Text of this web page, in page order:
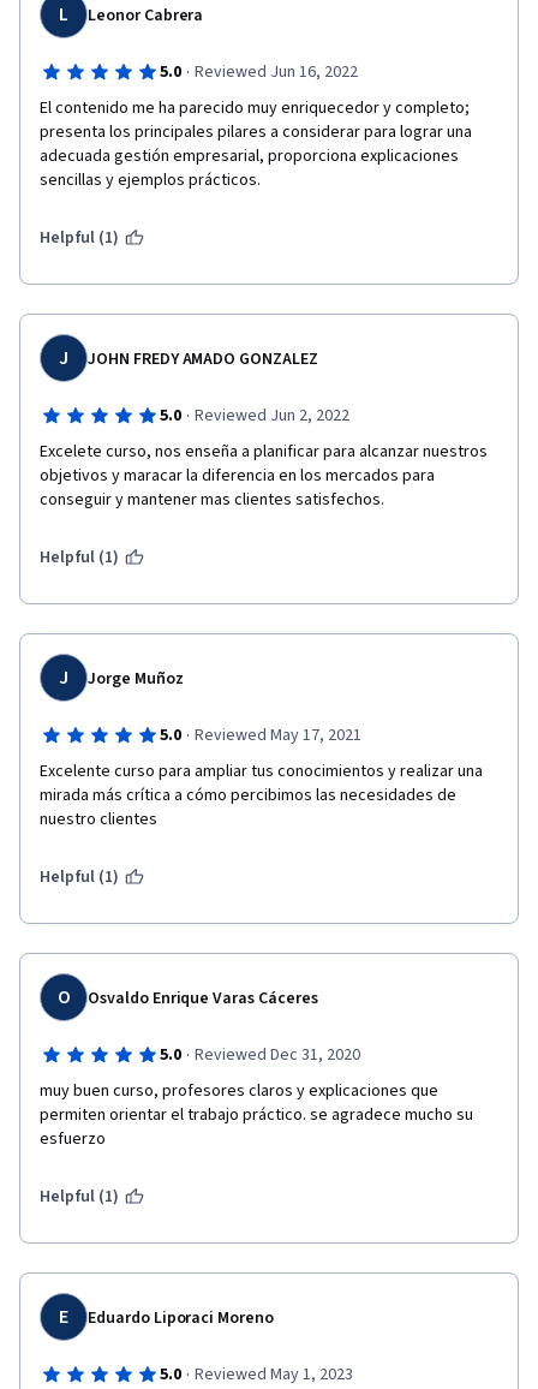
L Leonor Cabrera
5.0 · Reviewed Jun 16, 2022
El contenido me ha parecido muy enriquecedor y completo;
presenta los principales pilares a considerar para lograr una
adecuada gestión empresarial, proporciona explicaciones
sencillas y ejemplos prácticos.
Helpful (1)
J JOHN FREDY AMADO GONZALEZ
5.0 · Reviewed Jun 2, 2022
Excelete curso, nos enseña a planificar para alcanzar nuestros
objetivos y maracar la diferencia en los mercados para
conseguir y mantener mas clientes satisfechos.
Helpful (1)
J Jorge Muñoz
5.0 · Reviewed May 17, 2021
Excelente curso para ampliar tus conocimientos y realizar una
mirada más crítica a cómo percibimos las necesidades de
nuestro clientes
Helpful (1)
O Osvaldo Enrique Varas Cáceres
5.0 · Reviewed Dec 31, 2020
muy buen curso, profesores claros y explicaciones que
permiten orientar el trabajo práctico. se agradece mucho su
esfuerzo
Helpful (1)
E Eduardo Liporaci Moreno
5.0 · Reviewed May 1, 2023